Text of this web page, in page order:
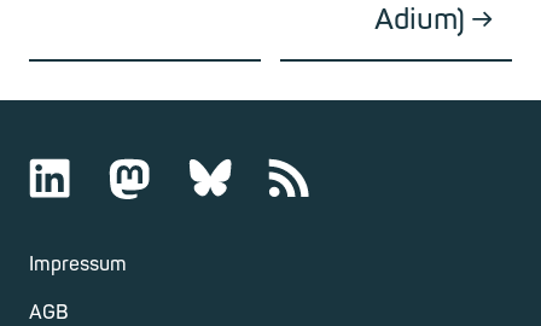
Adium)
Impressum
AGB